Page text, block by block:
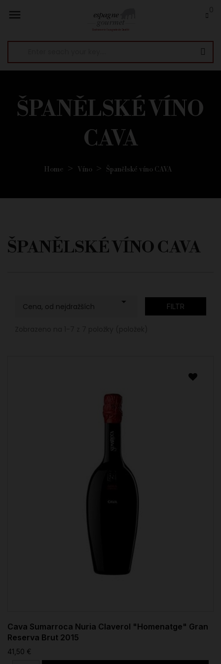

ŠPANĚLSKÉ VÍNO
CAVA
Home Víno Španělské víno CAVA
ŠPANĚLSKÉ VÍNO CAVA
Cena, od nejdražších  FILTR
Cava Sumarroca Nuria Claverol "Homenatge" Gran
Reserva Brut 2015
41,50 €